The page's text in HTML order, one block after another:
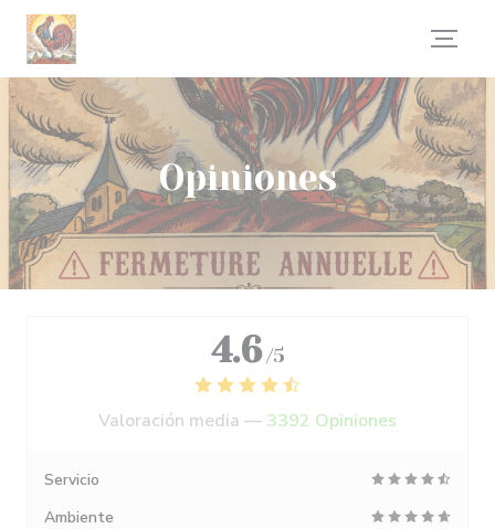
Personalización de sus opciones de cookies
Opiniones
4.6 /5
Valoración media — 3392 Opiniones
Servicio
Ambiente